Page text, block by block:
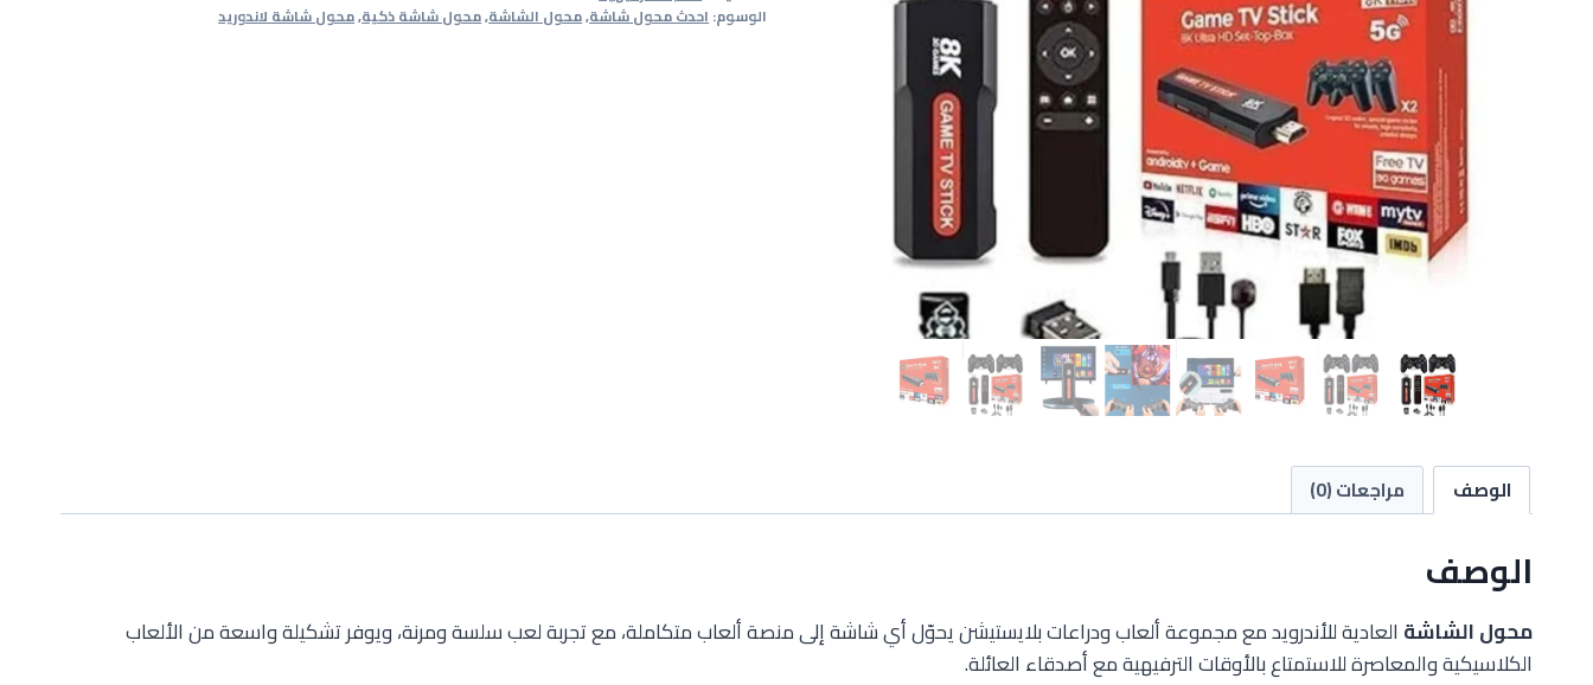
للأندرويد
الوسوم:احدث محول شاشة,محول الشاشة,محول شاشة ذكية,محول شاشة لاندوريد
الوصف مراجعات (0)
الوصف
محول الشاشة العادية للأندرويد مع مجموعة ألعاب ودراعات بلايستيشن يحوّل أي شاشة إلى منصة ألعاب متكاملة، مع تجربة لعب سلسة ومرنة، ويوفر تشكيلة واسعة من الألعاب
الكلاسيكية والمعاصرة للاستمتاع بالأوقات الترفيهية مع أصدقاء العائلة.